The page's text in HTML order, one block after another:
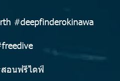
#deepfinderokinawa
อนฟรีไดฟ์